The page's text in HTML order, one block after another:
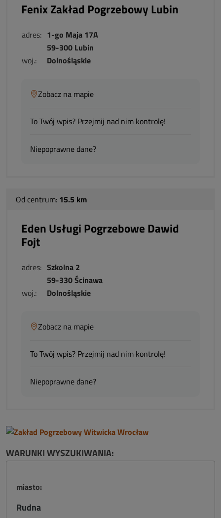
Fenix Zakład Pogrzebowy Lubin
adres: 1-go Maja 17A
59-300 Lubin
woj.:
Dolnośląskie
Zobacz na mapie
To Twój wpis? Przejmij nad nim kontrolę!
Niepoprawne dane?
Od centrum: 15.5 km
Eden Usługi Pogrzebowe Dawid
Fojt
adres: Szkolna 2
59-330 Ścinawa
woj.:
Dolnośląskie
Zobacz na mapie
To Twój wpis? Przejmij nad nim kontrolę!
Niepoprawne dane?
WARUNKI WYSZUKIWANIA:
miasto:
Rudna